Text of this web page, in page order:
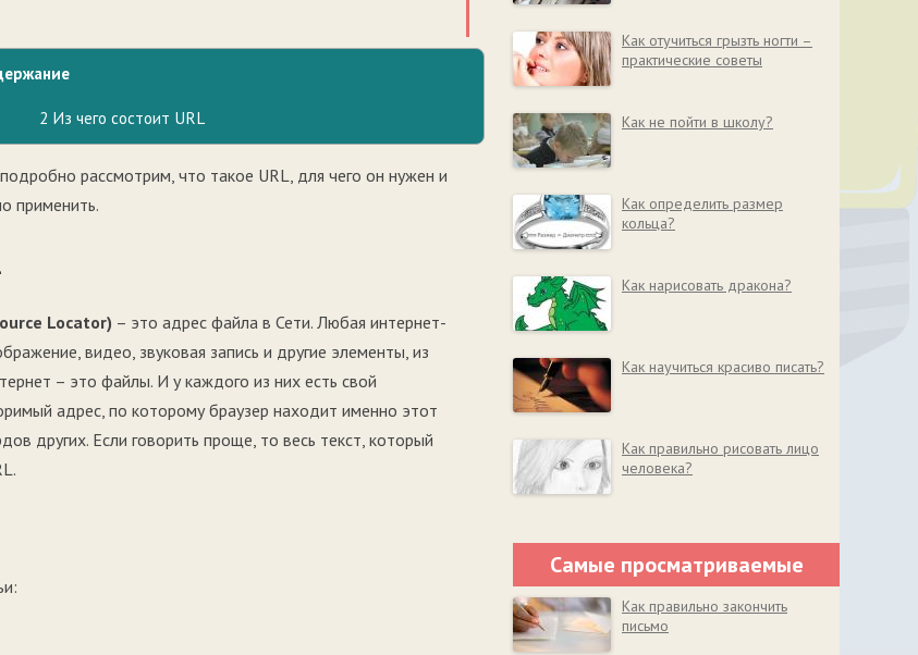
2 Из чего состоит URL
рассмотрим, что такое URL, для чего он нужен и
применить.
Locator) – это адрес файла в Сети. Любая интернет-
видео, звуковая запись и другие элементы, из
– это файлы. И у каждого из них есть свой
адрес, по которому браузер находит именно этот
других. Если говорить проще, то весь текст, который
Как отучиться грызть ногти –
практические советы
Как не пойти в школу?
Как определить размер
кольца?
Как нарисовать дракона?
Как научиться красиво писать?
Как правильно рисовать лицо
человека?
Самые просматриваемые
Как правильно закончить
письмо